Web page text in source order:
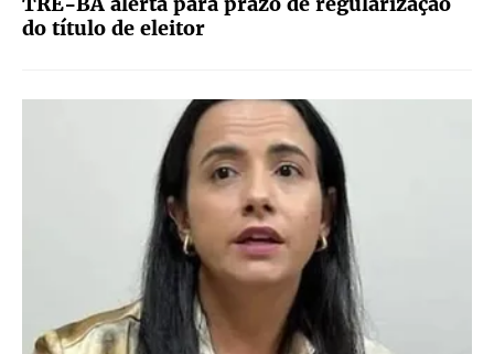
do título de eleitor